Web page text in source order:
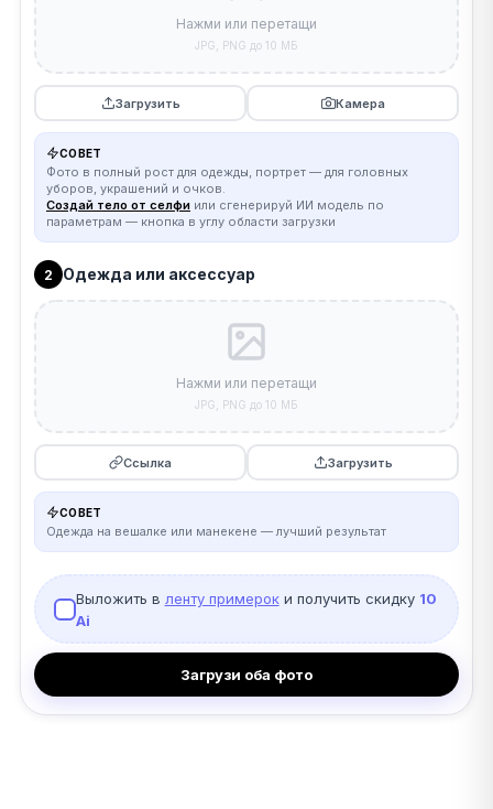
Нажми или перетащи
JPG, PNG до 10 МБ
Загрузить Камера
СОВЕТ
Фото в полный рост для одежды, портрет — для головных
уборов, украшений и очков.
Создай тело от селфи или сгенерируй ИИ модель по
параметрам — кнопка в углу области загрузки
2 Одежда или аксессуар
Нажми или перетащи
JPG, PNG до 10 МБ
Ссылка Загрузить
СОВЕТ
Одежда на вешалке или манекене — лучший результат
Выложить в ленту примероки получить скидку 10
Ai
Загрузи оба фото